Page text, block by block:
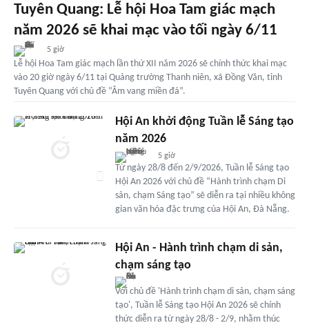
Tuyên Quang: Lễ hội Hoa Tam giác mạch
năm 2026 sẽ khai mạc vào tối ngày 6/11
5 giờ
Lễ hội Hoa Tam giác mạch lần thứ XII năm 2026 sẽ chính thức khai mạc
vào 20 giờ ngày 6/11 tại Quảng trường Thanh niên, xã Đồng Văn, tỉnh
Tuyên Quang với chủ đề “Âm vang miền đá”.
Hội An khởi động Tuần lễ Sáng tạo
năm 2026
5 giờ
Từ ngày 28/8 đến 2/9/2026, Tuần lễ Sáng tạo
Hội An 2026 với chủ đề “Hành trình chạm Di
sản, chạm Sáng tạo” sẽ diễn ra tại nhiều không
gian văn hóa đặc trưng của Hội An, Đà Nẵng.
Hội An - Hành trình chạm di sản,
chạm sáng tạo
Với chủ đề 'Hành trình chạm di sản, chạm sáng
tạo', Tuần lễ Sáng tạo Hội An 2026 sẽ chính
thức diễn ra từ ngày 28/8 - 2/9, nhằm thúc